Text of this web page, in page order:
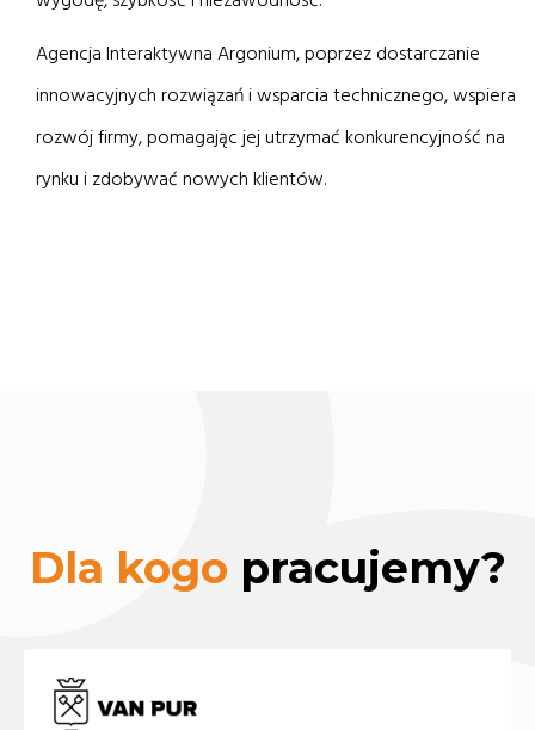
Agencja Interaktywna Argonium, poprzez dostarczanie
innowacyjnych rozwiązań i wsparcia technicznego, wspiera
rozwój firmy, pomagając jej utrzymać konkurencyjność na
rynku i zdobywać nowych klientów.
Dla kogo pracujemy?